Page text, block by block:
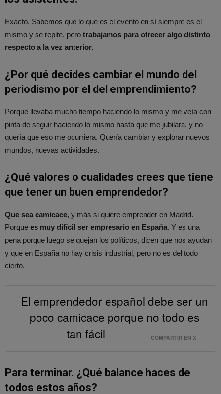
Exacto. Sabemos que lo que es el evento en sí siempre es el
mismo y se repite, pero trabajamos para ofrecer algo distinto
respecto a la vez anterior.
¿Por qué decides cambiar el mundo del
periodismo por el del emprendimiento?
Porque llevaba mucho tiempo haciendo lo mismo y me veía con
pinta de seguir haciendo lo mismo hasta que me jubilara, y no
quería que eso me ocurriera. Quería cambiar y explorar nuevos
mundos, nuevas actividades.
¿Qué valores o cualidades crees que tiene
que tener un buen emprendedor?
Que sea camicace, y más si quiere emprender en Madrid.
Porque es muy difícil ser empresario en España. Y es una
pena porque luego se quejan los políticos, dicen que nos ayudan
y que en España no hay crisis industrial, pero no es del todo
cierto.
El emprendedor español debe ser un
poco camicace porque no todo es
tan fácil
COMPARTIR EN X
Para terminar. ¿Qué balance haces de
todos estos años?